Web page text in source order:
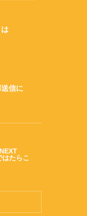
信に
はたらこ